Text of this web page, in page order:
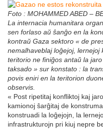
Foto : MOHAMMED ABED –
La internacia humanitara
sen forlaso aŭ ŝanĝo en la
kontraŭ Gaza sektoro « de
nemalhaveblaj loĝejoj, lernejoj
teritorio ne finiĝos antaŭ la
taksado » sur konstato : la
povis eniri en la teritorion
observis.
« Post ripetitaj konfliktoj kaj
kamionoj ŝarĝitaj de
konstruadi la loĝejojn, la
infrastrukturojn pri kiuj nepre